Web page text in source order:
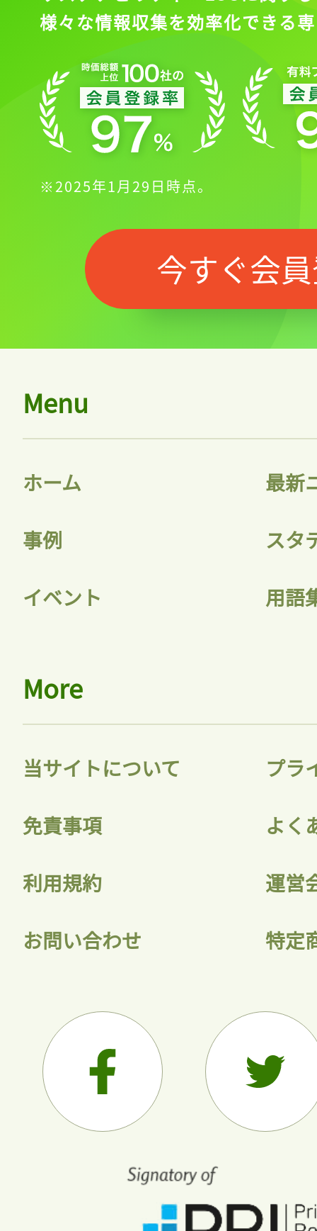
記事をお気に入りに
ログインが必
会員登録
様々な情報収集を効率化できる
※2025年1月29日時点。
今すぐ会
Menu
ホーム 最新
事例 スタ
イベント 用語
More
当サイトについて プラ
免責事項 よく
利用規約 運営
お問い合わせ 特定